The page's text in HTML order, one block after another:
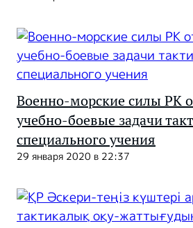
Военно-морские силы РК
учебно-боевые задачи
специального учения
29 января 2020 в 22:37